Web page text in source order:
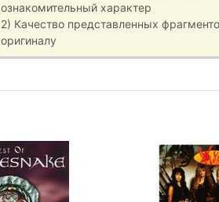
ознакомительный характер
2) Качество представленных
оригиналу